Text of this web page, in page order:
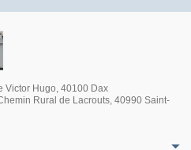
Victor Hugo, 40100 Dax
Rural de Lacrouts, 40990 Saint-